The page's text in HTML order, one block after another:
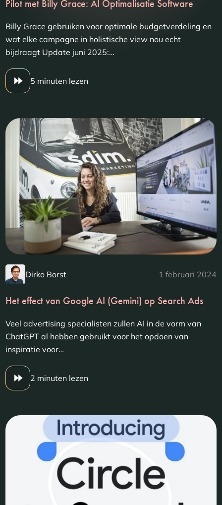
Pilot met Billy Grace: AI Optimalisatie Software
Billy Grace gebruiken voor optimale budgetverdeling en
wat elke campagne in holistische view nou echt
bijdraagt Update juni 2025:…
5 minuten lezen
Dirko Borst 1 februari 2024
Het effect van Google AI (Gemini) op Search Ads
Veel advertising specialisten zullen AI in de vorm van
ChatGPT al hebben gebruikt voor het opdoen van
inspiratie voor…
2 minuten lezen